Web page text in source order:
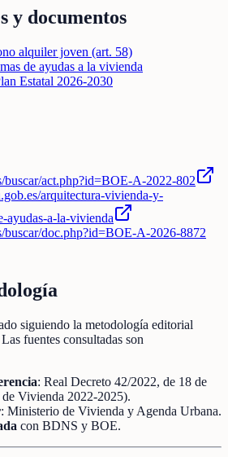
y documentos
alquiler joven (art. 58)
de ayudas a la vivienda
Estatal 2026-2030
buscar/act.php?id=BOE-A-2022-802
arquitectura-vivienda-y-
ayudas-a-la-vivienda
buscar/doc.php?id=BOE-A-2026-8872
siguiendo la metodología editorial
Las fuentes consultadas son
: Real Decreto 42/2022, de 18 de
de Vivienda 2022-2025).
: Ministerio de Vivienda y Agenda Urbana.
con BDNS y BOE.